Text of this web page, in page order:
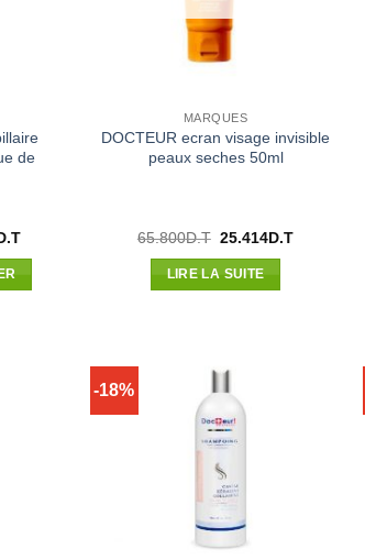
de
Le
MARQUES
DOCTEUR ecran visage invisible
peaux seches 50ml
65.800D.T Le
initial
était :
25.414D.TLe
LIRE LA SUITE
-18%